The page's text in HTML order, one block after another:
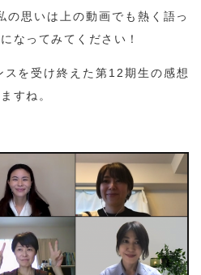
の思いは上の動画でも熱く語っ
なってみてください！
スを受け終えた第12期生の感想
すね。